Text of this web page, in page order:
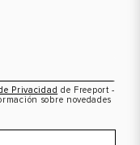
Privacidad de Freeport -
sobre novedades